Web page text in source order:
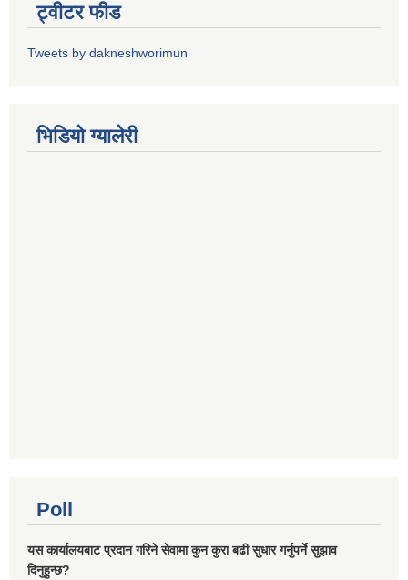
ट्वीटर फीड
Tweets by dakneshworimun
भिडियाे ग्यालेरी
Poll
यस कार्यालयबाट प्रदान गरिने सेवामा कुन कुरा बढी सुधार गर्नुपर्ने सुझाव
दिनुहुन्छ?